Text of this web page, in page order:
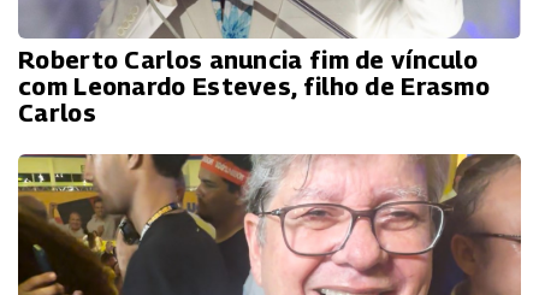
Roberto Carlos anuncia fim de vínculo
com Leonardo Esteves, filho de Erasmo
Carlos